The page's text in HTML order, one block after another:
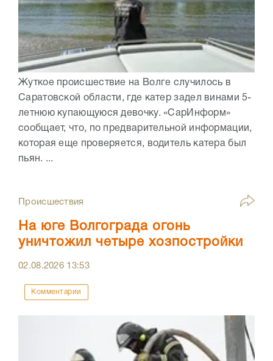
Жуткое происшествие на Волге случилось в
Саратовской области, где катер задел винами 5-
летнюю купающуюся девочку. «СарИнформ»
сообщает, что, по предварительной информации,
которая еще проверяется, водитель катера был
пьян. ...
Происшествия
На юге Волгограда огонь
уничтожил четыре хозпостройки
02.08.2026 13:53
Комментарии